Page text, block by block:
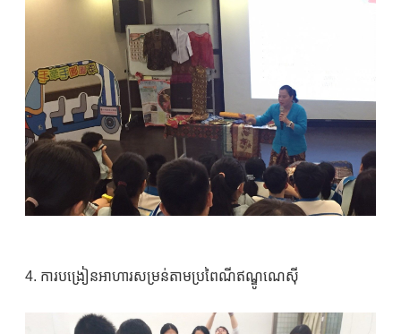
4. ការបង្រៀនអាហារសម្រន់តាមប្រពៃណីឥណ្ឌូណេស៊ី